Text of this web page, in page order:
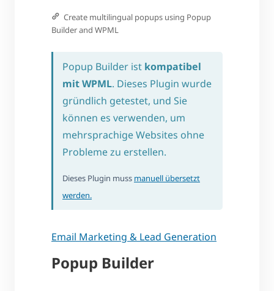
Create multilingual popups using Popup
Builder and WPML
Popup Builder ist kompatibel
mit WPML. Dieses Plugin wurde
gründlich getestet, und Sie
können es verwenden, um
mehrsprachige Websites ohne
Probleme zu erstellen.
Dieses Plugin muss manuell übersetzt
werden.
Email Marketing & Lead Generation
Popup Builder